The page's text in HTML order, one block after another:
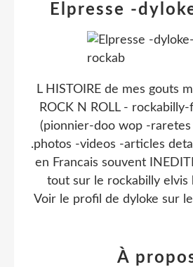
Elpresse -
L HISTOIRE de mes gouts
ROCK N ROLL -
(pionnier-doo wop -
.photos -videos -articles
en Francais souvent
tout sur le rockabilly elvis
Voir le profil de dyloke sur
À